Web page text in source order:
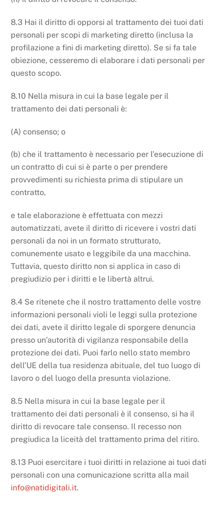
8.3 Hai il diritto di opporsi al trattamento dei tuoi dati
personali per scopi di marketing diretto (inclusa la
profilazione a fini di marketing diretto). Se si fa tale
obiezione, cesseremo di elaborare i dati personali per
questo scopo.
8.10 Nella misura in cui la base legale per il
trattamento dei dati personali è:
(A) consenso; o
(b) che il trattamento è necessario per l’esecuzione di
un contratto di cui si è parte o per prendere
provvedimenti su richiesta prima di stipulare un
contratto,
e tale elaborazione è effettuata con mezzi
automatizzati, avete il diritto di ricevere i vostri dati
personali da noi in un formato strutturato,
comunemente usato e leggibile da una macchina.
Tuttavia, questo diritto non si applica in caso di
pregiudizio per i diritti e le libertà altrui.
8.4 Se ritenete che il nostro trattamento delle vostre
informazioni personali violi le leggi sulla protezione
dei dati, avete il diritto legale di sporgere denuncia
presso un’autorità di vigilanza responsabile della
protezione dei dati. Puoi farlo nello stato membro
dell’UE della tua residenza abituale, del tuo luogo di
lavoro o del luogo della presunta violazione.
8.5 Nella misura in cui la base legale per il
trattamento dei dati personali è il consenso, si ha il
diritto di revocare tale consenso. Il recesso non
pregiudica la liceità del trattamento prima del ritiro.
8.13 Puoi esercitare i tuoi diritti in relazione ai tuoi dati
personali con una comunicazione scritta alla mail
info@natidigitali.it.